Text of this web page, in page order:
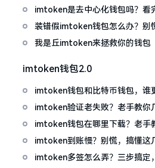
imtoken是去中心化钱包吗？看
装错假imtoken钱包怎么办？别
招能救急
我是丘imtoken来拯救你的钱包
imtoken钱包2.0
imtoken钱包和比特币钱包，谁
聊聊
imtoken验证老失败？老手教你
imtoken钱包在哪里下载？老手
imtoken到账慢？别慌，搞懂这
imtoken多签怎么弄？三步搞定